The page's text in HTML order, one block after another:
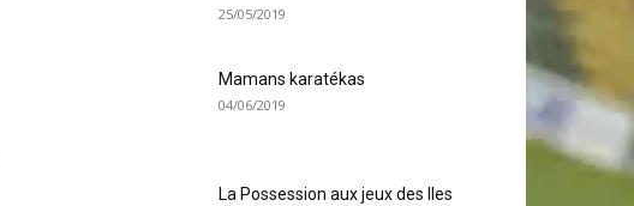
25/05/2019
Mamans karatékas
04/06/2019
La Possession aux jeux des Iles